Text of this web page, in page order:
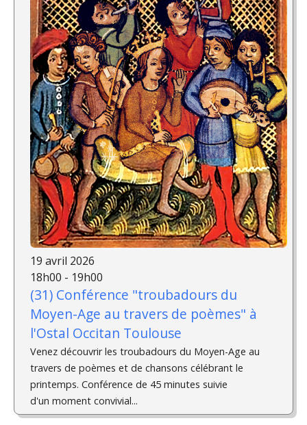
19 avril 2026
18h00 - 19h00
(31) Conférence "troubadours du
Moyen-Age au travers de poèmes" à
l'Ostal Occitan Toulouse
Venez découvrir les troubadours du Moyen-Age au
travers de poèmes et de chansons célébrant le
printemps. Conférence de 45 minutes suivie
d'un moment convivial...